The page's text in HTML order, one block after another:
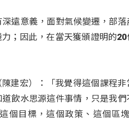
遠意義，面對氣候變遷，部
；因此，在當天獲頒證明的
建宏）：「我覺得這個課程
飲水思源這件事情，只是我
個目標，這個政策、這個區